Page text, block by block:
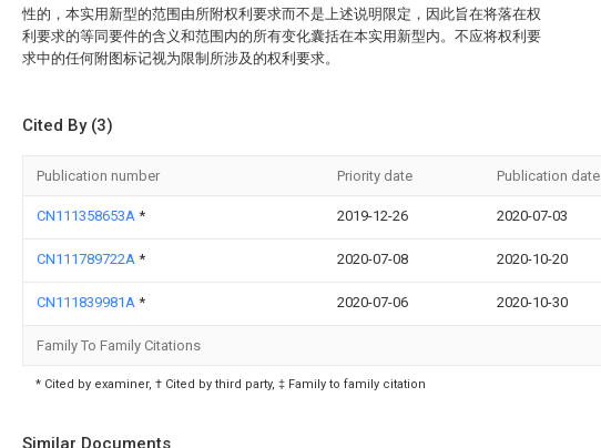
性的，本实用新型的范围由所附权利要求而不是上述说明限定，因此旨在将落在权
利要求的等同要件的含义和范围内的所有变化囊括在本实用新型内。不应将权利要
求中的任何附图标记视为限制所涉及的权利要求。
Cited By (3)
Publication number Priority date Publication date
CN111358653A * 2019-12-26 2020-07-03
CN111789722A * 2020-07-08 2020-10-20
CN111839981A * 2020-07-06 2020-10-30
Family To Family Citations
* Cited by examiner, † Cited by third party, ‡ Family to family citation
Similar Documents